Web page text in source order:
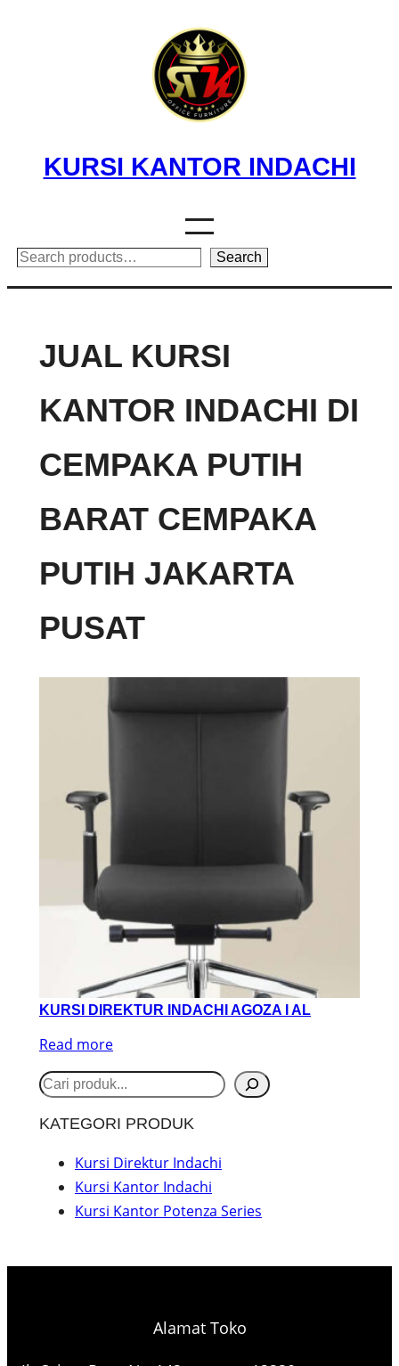
KURSI KANTOR INDACHI
Search Search
JUAL KURSI
KANTOR INDACHI DI
CEMPAKA PUTIH
BARAT CEMPAKA
PUTIH JAKARTA
PUSAT
KURSI DIREKTUR INDACHI AGOZA I AL
Read more
S
KATEGORI PRODUK
Kursi Direktur Indachi
Kursi Kantor Indachi
Kursi Kantor Potenza Series
Alamat Toko